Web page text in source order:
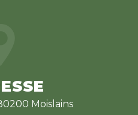
Moislains